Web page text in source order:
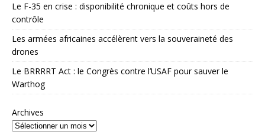
Le F-35 en crise : disponibilité chronique et coûts hors de
contrôle
Les armées africaines accélèrent vers la souveraineté des
drones
Le BRRRRT Act : le Congrès contre l’USAF pour sauver le
Warthog
Archives